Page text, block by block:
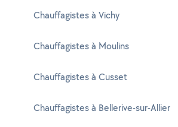
Chauffagistes à Vichy
Chauffagistes à Moulins
Chauffagistes à Cusset
Chauffagistes à Bellerive-sur-Allier